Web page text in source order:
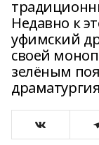
Недавно к
уфимский
своей
зелёным